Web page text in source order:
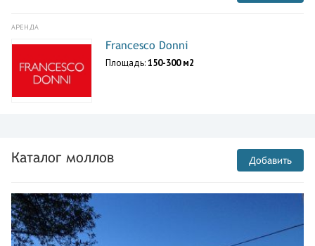
АРЕНДА
Francesco Donni
Площадь:150-300 м2
Каталог моллов Добавить